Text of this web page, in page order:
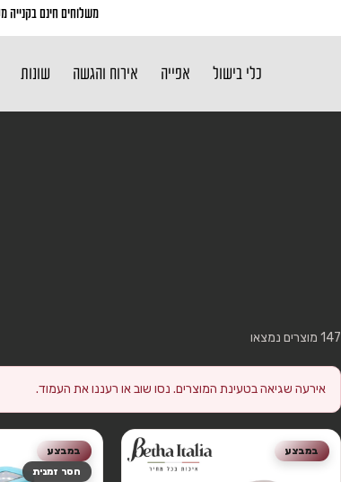
משלוחים חינם בקנייה מעל
כלי בישול אפייה אירוח והגשה שונות
147 מוצרים נמצאו
אירעה שגיאה בטעינת המוצרים. נסו שוב או רעננו את העמוד.
במבצע
במבצע
חסר זמנית